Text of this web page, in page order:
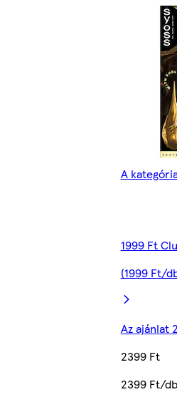
A
1999 Ft
(1999 Ft/
Az ajánlat
2399 Ft
2399 Ft/db